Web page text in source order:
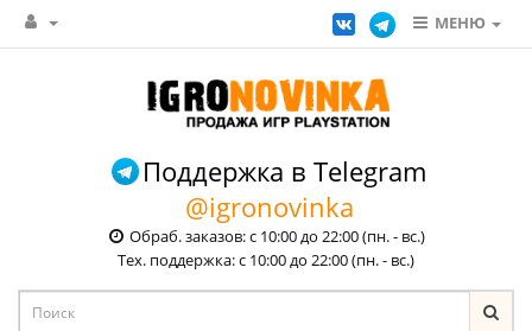
МЕНЮ
Поддержка в Telegram
@igronovinka
Обраб. заказов: с 10:00 до 22:00 (пн. - вс.)
Тех. поддержка: с 10:00 до 22:00 (пн. - вс.)